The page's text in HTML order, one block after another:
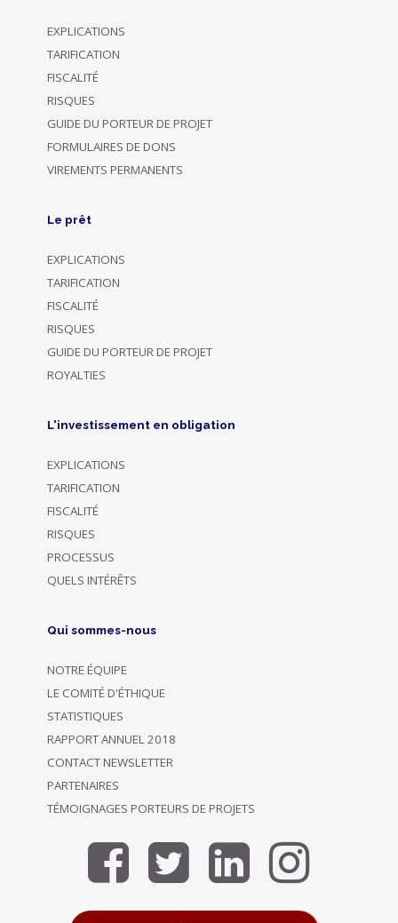
EXPLICATIONS
TARIFICATION
FISCALITÉ
RISQUES
GUIDE DU PORTEUR DE PROJET
FORMULAIRES DE DONS
VIREMENTS PERMANENTS
Le prêt
EXPLICATIONS
TARIFICATION
FISCALITÉ
RISQUES
GUIDE DU PORTEUR DE PROJET
ROYALTIES
L'investissement en obligation
EXPLICATIONS
TARIFICATION
FISCALITÉ
RISQUES
PROCESSUS
QUELS INTÉRÊTS
Qui sommes-nous
NOTRE ÉQUIPE
LE COMITÉ D'ÉTHIQUE
STATISTIQUES
RAPPORT ANNUEL 2018
CONTACT NEWSLETTER
PARTENAIRES
TÉMOIGNAGES PORTEURS DE PROJETS